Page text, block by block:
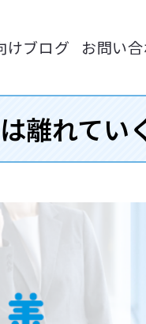
けブログ お問い
離れてい